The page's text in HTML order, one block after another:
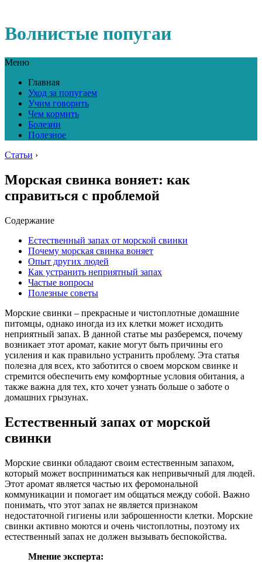
Волнистые попугаи
Меню
Главная
Уход за попугаем
Учим говорить
Чем кормить
Болезни
Полезное
Статьи ›
Морская свинка воняет: как
справиться с проблемой
Содержание
Естественный запах от морской свинки
Почему морская свинка воняет
Опыт других людей
Как устранить неприятный запах
Частые вопросы
Полезные советы
Морские свинки – прекрасные и чистоплотные домашние
питомцы, однако иногда из их клетки может исходить
неприятный запах. В данной статье мы разберемся, почему
возникает этот аромат, какие могут быть причины его
усиления и как правильно устранить проблему. Эта статья
полезна для всех, кто заботится о своем морском свинке и
стремится обеспечить ему комфортные условия обитания, а
также важна для тех, кто хочет узнать больше о заботе о
домашних грызунах.
Естественный запах от морской
свинки
Морские свинки обладают своим естественным запахом,
который может восприниматься как непривычный для людей.
Этот аромат является частью их феромональной
коммуникации и помогает им общаться между собой. Важно
понимать, что этот запах не является признаком
недостаточной гигиены или заброшенности клетки. Морские
свинки активно моются и очень чистоплотны, поэтому их
естественный запах не должен вызывать беспокойства.
Мнение эксперта: